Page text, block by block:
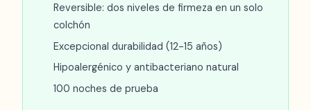
Reversible: dos niveles de firmeza en un solo
colchón
Excepcional durabilidad (12-15 años)
Hipoalergénico y antibacteriano natural
100 noches de prueba